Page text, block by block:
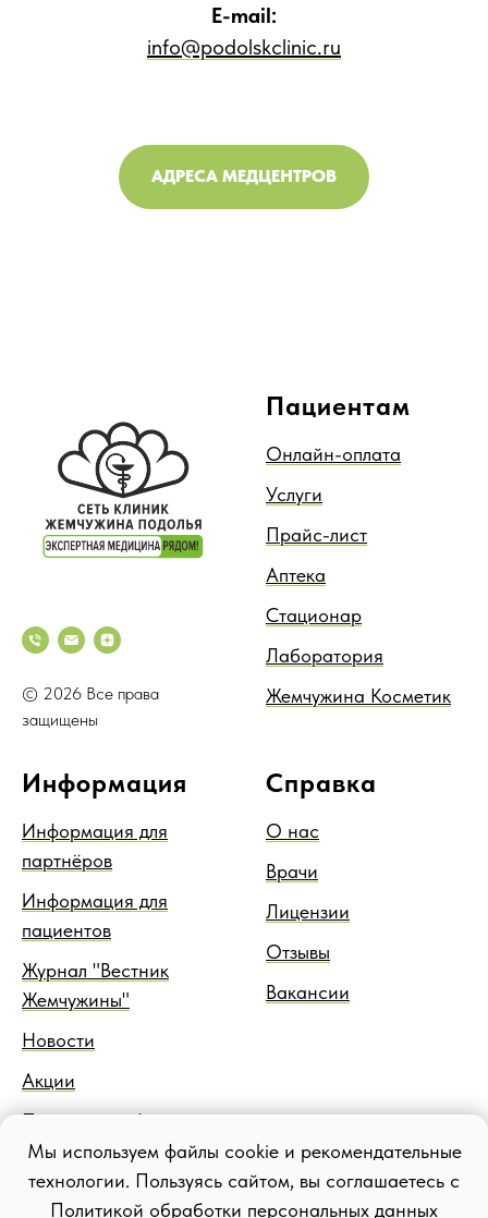
E-mail:
info@podolskclinic.ru
АДРЕСА МЕДЦЕНТРОВ
© 2026 Все права
защищены
Пациентам
Онлайн-оплата
Услуги
Прайс-лист
Аптека
Стационар
Лаборатория
Жемчужина Косметик
Информация
Информация для
партнёров
Информация для
пациентов
Журнал "Вестник
Жемчужины"
Новости
Акции
Правовая информация
Блог
Справка
О нас
Врачи
Лицензии
Отзывы
Вакансии
Мы используем файлы cookie и рекомендательные
технологии. Пользуясь сайтом, вы соглашаетесь с
Политикой обработки персональных данных